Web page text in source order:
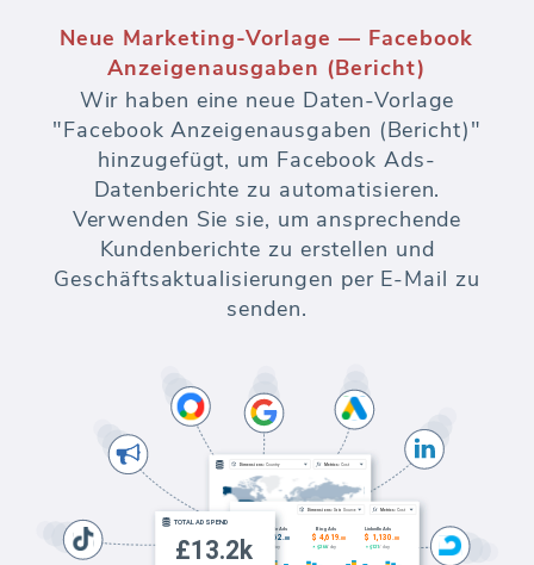
Neue Marketing-Vorlage — Facebook
Anzeigenausgaben (Bericht)
Wir haben eine neue Daten-Vorlage
"Facebook Anzeigenausgaben (Bericht)"
hinzugefügt, um Facebook Ads-
Datenberichte zu automatisieren.
Verwenden Sie sie, um ansprechende
Kundenberichte zu erstellen und
Geschäftsaktualisierungen per E-Mail zu
senden.